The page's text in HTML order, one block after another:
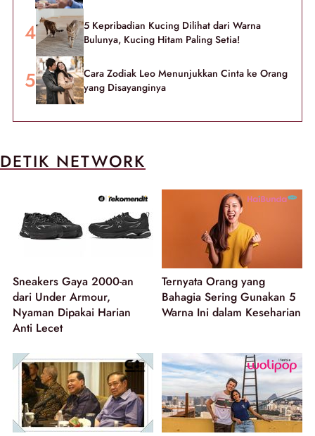
5 Kepribadian Kucing Dilihat dari Warna
Bulunya, Kucing Hitam Paling Setia!
Cara Zodiak Leo Menunjukkan Cinta ke Orang
yang Disayanginya
DETIK NETWORK
Sneakers Gaya 2000-an
dari Under Armour,
Nyaman Dipakai Harian
Anti Lecet
Ternyata Orang yang
Bahagia Sering Gunakan 5
Warna Ini dalam Keseharian